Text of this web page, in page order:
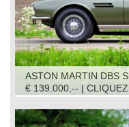
ASTON MARTIN DBS
€ 139.000,-- |